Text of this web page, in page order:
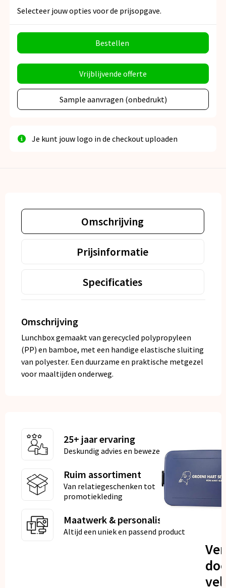
Selecteer jouw opties voor de prijsopgave.
Bestellen
Vrijblijvende offerte
Sample aanvragen (onbedrukt)
Je kunt jouw logo in de checkout uploaden
Omschrijving
Prijsinformatie
Specificaties
Omschrijving
Lunchbox gemaakt van gerecycled polypropyleen
(PP) en bamboe, met een handige elastische sluiting
van polyester. Een duurzame en praktische metgezel
voor maaltijden onderweg.
25+ jaar ervaring
Deskundig advies en bewezen kwaliteit
Ruim assortiment
Van relatiegeschenken tot
promotiekleding
Maatwerk & personalisatie
Altijd een uniek en passend product